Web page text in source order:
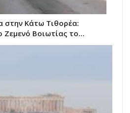
στην Κάτω Τιθορέα:
Ζεμενό Βοιωτίας το…